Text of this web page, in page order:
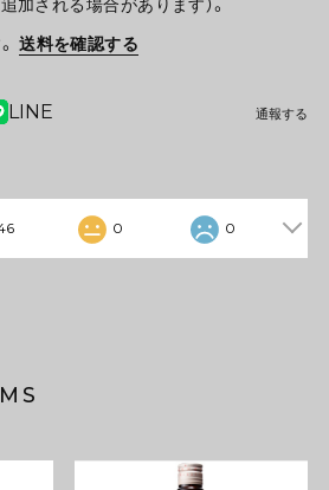
加される場合があります）。
送料を確認する
LINE 通報する
0 0